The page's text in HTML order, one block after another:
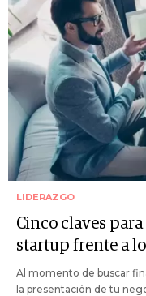
LIDERAZGO
Cinco claves
startup frente a
Al momento de buscar
la presentación de tu